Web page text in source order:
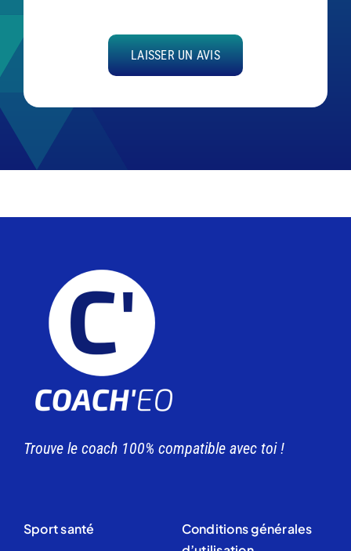
LAISSER UN AVIS
Trouve le coach 100% compatible avec toi !
Sport santé
Conditions générales